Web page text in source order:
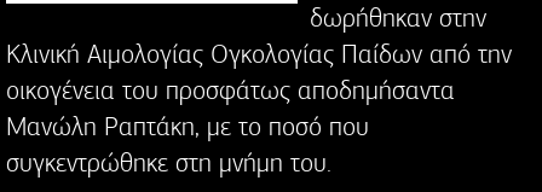
δωρήθηκαν στην
Κλινική Αιμολογίας Ογκολογίας Παίδων από την
οικογένεια του προσφάτως αποδημήσαντα
Μανώλη Ραπτάκη, με το ποσό που
συγκεντρώθηκε στη μνήμη του.